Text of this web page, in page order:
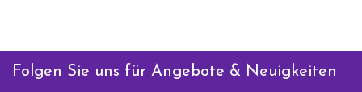
Folgen Sie uns für Angebote & Neuigkeiten